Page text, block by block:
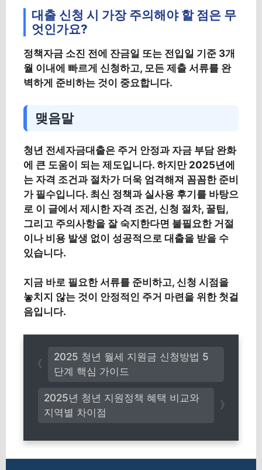
대출 신청 시 가장 주의해야 할 점은 무
엇인가요?
정책자금 소진 전에 잔금일 또는 전입일 기준 3개
월 이내에 빠르게 신청하고, 모든 제출 서류를 완
벽하게 준비하는 것이 중요합니다.
맺음말
청년 전세자금대출은 주거 안정과 자금 부담 완화
에 큰 도움이 되는 제도입니다. 하지만 2025년에
는 자격 조건과 절차가 더욱 엄격해져 꼼꼼한 준비
가 필수입니다. 최신 정책과 실사용 후기를 바탕으
로 이 글에서 제시한 자격 조건, 신청 절차, 꿀팁,
그리고 주의사항을 잘 숙지한다면 불필요한 거절
이나 비용 발생 없이 성공적으로 대출을 받을 수
있습니다.
지금 바로 필요한 서류를 준비하고, 신청 시점을
놓치지 않는 것이 안정적인 주거 마련을 위한 첫걸
음입니다.
2025년 청년 지원정책 혜택 비교와
지역별 차이점
2025 청년 월세 지원금 신청방법 5
단계 핵심 가이드